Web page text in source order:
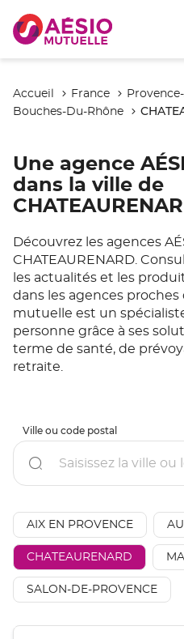
Accueil France
Bouches-Du-Rhône
Une agence
dans la ville de
Découvrez les agences
CHATEAURENARD.
les actualités et les
dans les agences proches
mutuelle est un
personne grâce à ses
terme de santé, de
retraite.
Ville ou code postal
Rechercher
un
de
vente
AÉSIO
mutuelle
AIX EN PROVENCE
CHATEAURENARD
SALON-DE-PROVENCE